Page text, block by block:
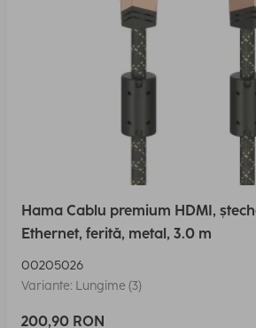
Hama Cablu premium HDMI,
Ethernet, ferită, metal, 3.0 m
00205026
Variante: Lungime (3)
200,90 RON